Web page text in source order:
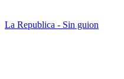
La Republica - Sin guion